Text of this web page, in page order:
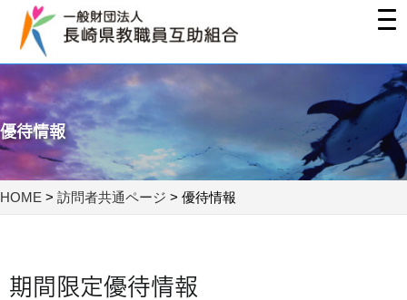
優待情報
HOME > 訪問者共通ページ > 優待情報
期間限定優待情報